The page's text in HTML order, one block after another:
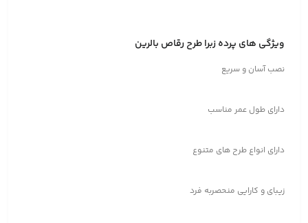
ویژگی های پرده زبرا طرح رقاص بالرین
نصب آسان و سریع
دارای طول عمر مناسب
دارای انواع طرح های متنوع
زیبای و کارایی منحصربه فرد